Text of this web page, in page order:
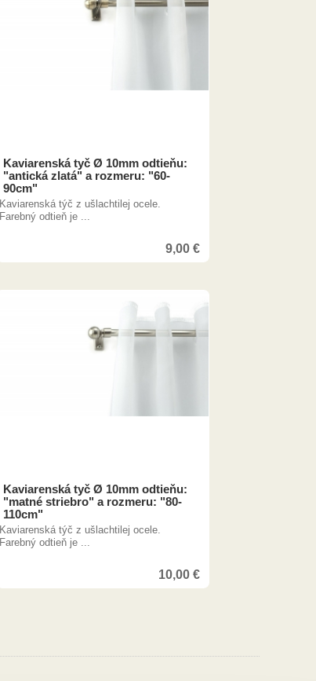
Kaviarenská tyč Ø 10mm odtieňu:
"antická zlatá" a rozmeru: "60-
90cm"
Kaviarenská týč z ušlachtilej ocele.
Farebný odtieň je ...
9,00€
Kaviarenská tyč Ø 10mm odtieňu:
"matné striebro" a rozmeru: "80-
110cm"
Kaviarenská týč z ušlachtilej ocele.
Farebný odtieň je ...
10,00€